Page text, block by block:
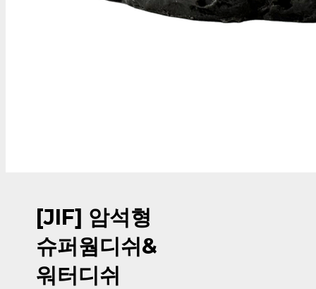
[JIF] 암석형
슈퍼웜디쉬&
워터디쉬